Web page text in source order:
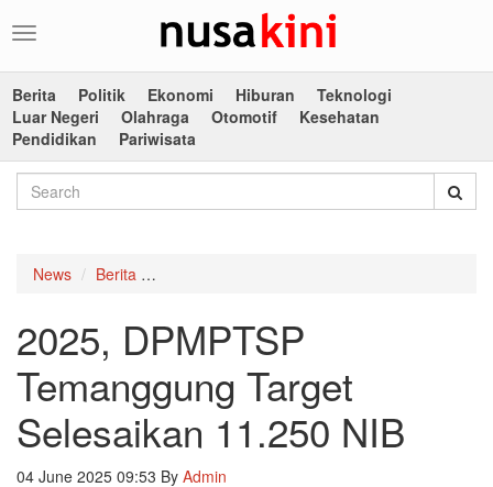
Toggle
Berita
Politik Ekonomi Hiburan
Teknologi
Luar Negeri
Olahraga Otomotif
Kesehatan
Pendidikan
Pariwisata
News Berita
2025, DPMPTSP
Temanggung Target
Selesaikan 11.250 NIB
04 June 2025 09:53 By Admin